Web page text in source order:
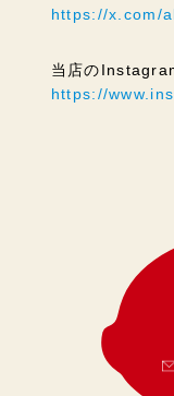
https://x.com/
当店の
https://